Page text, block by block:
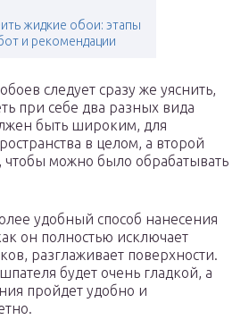
жидкие обои: этапы
и рекомендации
следует сразу же уяснить,
при себе два разных вида
быть широким, для
в целом, а второй
чтобы можно было обрабатывать
удобный способ нанесения
он полностью исключает
разглаживает поверхности.
будет очень гладкой, а
пройдет удобно и